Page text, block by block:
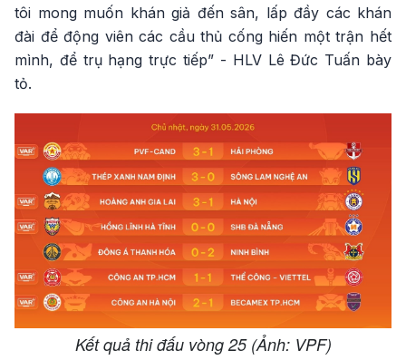
tôi mong muốn khán giả đến sân, lấp đầy các khán
đài để động viên các cầu thủ cống hiến một trận hết
mình, để trụ hạng trực tiếp” - HLV Lê Đức Tuấn bày
tỏ.
Kết quả thi đấu vòng 25 (Ảnh: VPF)